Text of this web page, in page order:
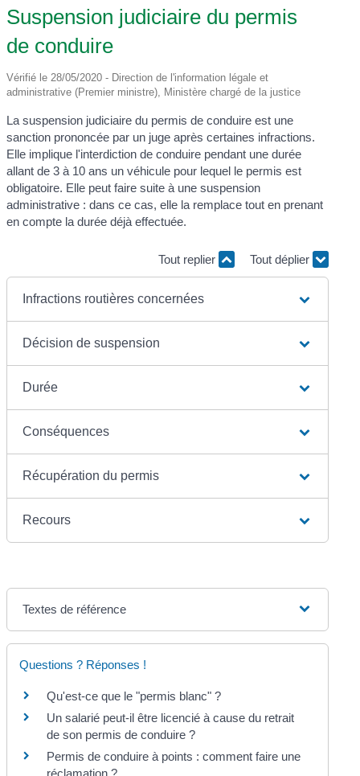
Suspension judiciaire du permis
de conduire
Vérifié le 28/05/2020 - Direction de l'information légale et
administrative (Premier ministre), Ministère chargé de la justice
La suspension judiciaire du permis de conduire est une
sanction prononcée par un juge après certaines infractions.
Elle implique l'interdiction de conduire pendant une durée
allant de 3 à 10 ans un véhicule pour lequel le permis est
obligatoire. Elle peut faire suite à une suspension
administrative : dans ce cas, elle la remplace tout en prenant
en compte la durée déjà effectuée.
Tout replier Tout déplier
Infractions routières concernées
Décision de suspension
Durée
Conséquences
Récupération du permis
Recours
Textes de référence
Questions ? Réponses !
Qu'est-ce que le "permis blanc" ?
Un salarié peut-il être licencié à cause du retrait
de son permis de conduire ?
Permis de conduire à points : comment faire une
réclamation ?